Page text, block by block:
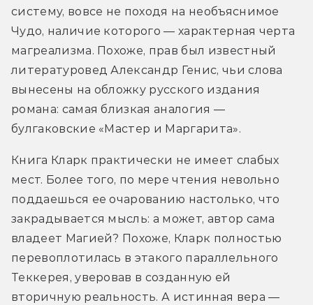
систему, вовсе не походя на необъяснимое
Чудо, наличие которого — характерная черта
магреализма. Похоже, прав был известный
литературовед Александр Генис, чьи слова
вынесены на обложку русского издания
романа: самая близкая аналогия —
булгаковские «Мастер и Маргарита».
Книга Кларк практически не имеет слабых
мест. Более того, по мере чтения невольно
поддаешься ее очарованию настолько, что
закрадывается мысль: а может, автор сама
владеет Магией? Похоже, Кларк полностью
перевоплотилась в этакого параллельного
Теккерея, уверовав в созданную ей
вторичную реальность. А истинная вера —